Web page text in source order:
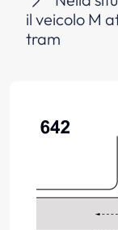
il veicolo M
tram